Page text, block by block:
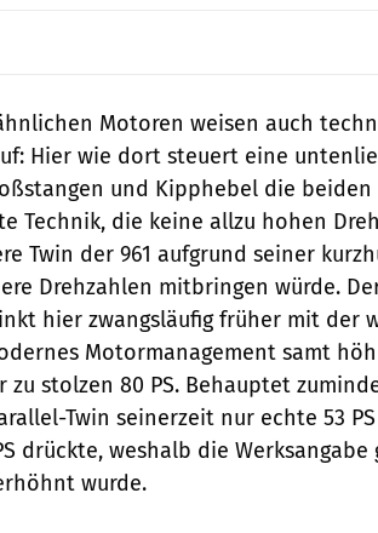
Motoren weisen auch
Hier wie dort steuert eine
und Kipphebel die
Technik, die keine allzu hohen
Twin der 961 aufgrund seiner
Drehzahlen mitbringen würde.
hier zwangsläufig früher mit der
Motormanagement samt
zu stolzen 80 PS. Behauptet
Twin seinerzeit nur echte 53
drückte, weshalb die Werksangabe
wurde.